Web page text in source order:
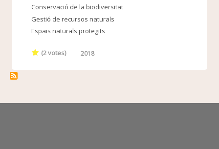
Conservació de la biodiversitat
Gestió de recursos naturals
Espais naturals protegits
(2votes) 2018